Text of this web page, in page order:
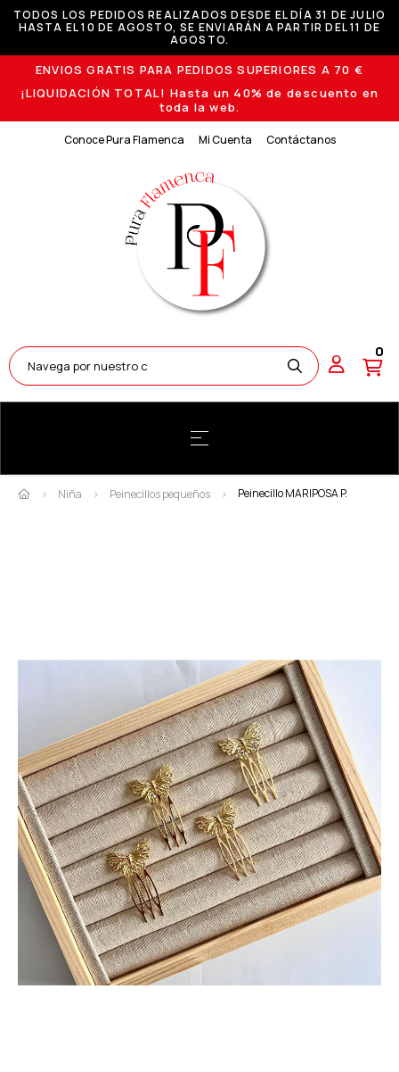
TODOS LOS PEDIDOS REALIZADOS DESDE EL DÍA 31 DE JULIO
HASTA EL 10 DE AGOSTO, SE ENVIARÁN A PARTIR DEL 11 DE
AGOSTO.
ENVIOS GRATIS PARA PEDIDOS SUPERIORES A 70 €
¡LIQUIDACIÓN TOTAL! Hasta un 40% de descuento en
toda la web.
Conoce Pura Flamenca Mi Cuenta Contáctanos
0
Navegación de palanca
☰
Niña Peinecillos pequeños Peinecillo MARIPOSA P.